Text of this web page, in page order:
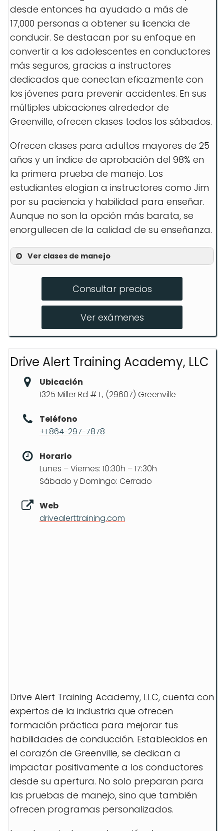
desde entonces ha ayudado a más de
17,000 personas a obtener su licencia de
conducir. Se destacan por su enfoque en
convertir a los adolescentes en conductores
más seguros, gracias a instructores
dedicados que conectan eficazmente con
los jóvenes para prevenir accidentes. En sus
múltiples ubicaciones alrededor de
Greenville, ofrecen clases todos los sábados.
Ofrecen clases para adultos mayores de 25
años y un índice de aprobación del 98% en
la primera prueba de manejo. Los
estudiantes elogian a instructores como Jim
por su paciencia y habilidad para enseñar.
Aunque no son la opción más barata, se
enorgullecen de la calidad de su enseñanza.
Ver clases de manejo
Adult Driving Lessons
Road Test
Consultar precios
Ver exámenes
Drive Alert Training Academy, LLC
Ubicación
1325 Miller Rd # L, (29607) Greenville
Teléfono
+1 864-297-7878
Horario
Lunes – Viernes: 10:30h – 17:30h
Sábado y Domingo: Cerrado
Web
drivealerttraining.com
Drive Alert Training Academy, LLC, cuenta con
expertos de la industria que ofrecen
formación práctica para mejorar tus
habilidades de conducción. Establecidos en
el corazón de Greenville, se dedican a
impactar positivamente a los conductores
desde su apertura. No solo preparan para
las pruebas de manejo, sino que también
ofrecen programas personalizados.